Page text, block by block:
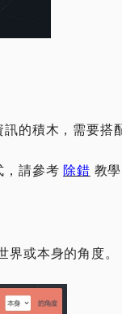
的積木，需要搭
，請參考 除錯 教學
界或本身的角度。